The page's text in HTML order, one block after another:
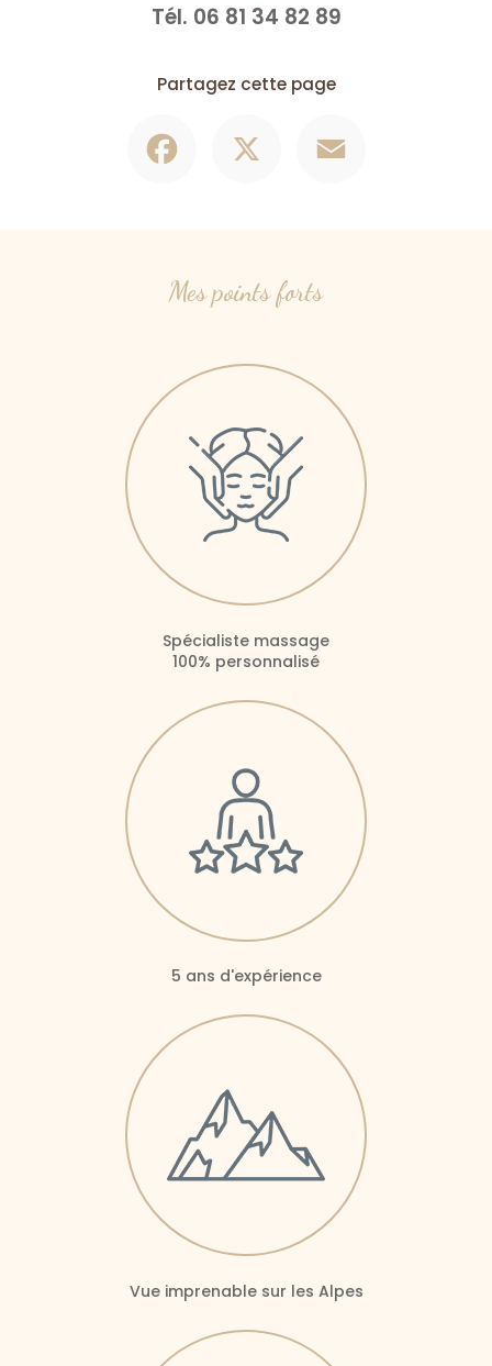
Tél. 06 81 34 82 89
Partagez cette page
Mes points forts
Spécialiste massage
100% personnalisé
5 ans d'expérience
Vue imprenable sur les Alpes